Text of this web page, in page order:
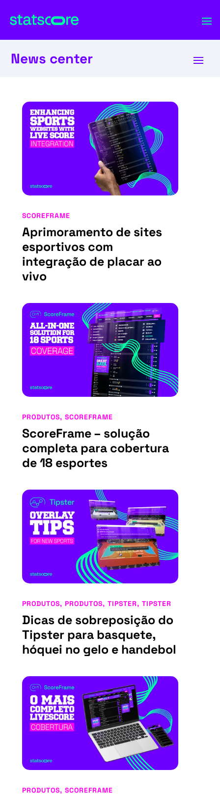
News center
Aprimoramento de sites
esportivos com
integração de placar ao
vivo
SCOREFRAME
ScoreFrame – solução
completa para cobertura
de 18 esportes
PRODUTOS, SCOREFRAME
Dicas de sobreposição do
Tipster para basquete,
hóquei no gelo e handebol
PRODUTOS, PRODUTOS, TIPSTER, TIPSTER
PRODUTOS, SCOREFRAME